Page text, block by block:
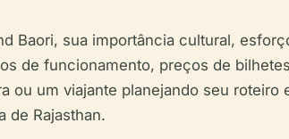
Baori, sua importância cultural,
de funcionamento, preços de
um viajante planejando seu roteiro
de Rajasthan.